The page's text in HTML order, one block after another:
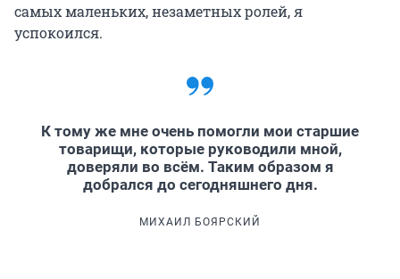
самых маленьких, незаметных ролей, я
успокоился.
К тому же мне очень помогли мои старшие
товарищи, которые руководили мной,
доверяли во всём. Таким образом я
добрался до сегодняшнего дня.
МИХАИЛ БОЯРСКИЙ